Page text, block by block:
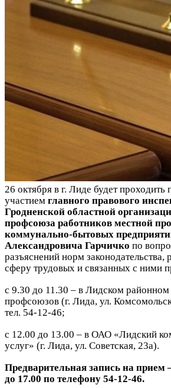
26 октября в г. Лиде будет проходить
участием главного правового
Гродненской областной
профсоюза работников местной
коммунально-бытовых
Александровича Гарчичко по
разъяснений норм
сферу трудовых и связанных с ними
с 9.30 до 11.30 – в Лидском
профсоюзов (г. Лида, ул.
тел. 54-12-46;
с 12.00 до 13.00 – в ОАО «Лидский
услуг» (г. Лида, ул. Советская, 23а).
Предварительная запись на прием
до 17.00 по телефону 54-12-46.